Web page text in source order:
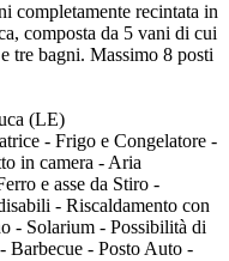
completamente recintata in
composta da 5 vani di cui
tre bagni. Massimo 8 posti
(LE)
- Frigo e Congelatore -
in camera - Aria
e asse da Stiro -
- Riscaldamento con
- Solarium - Possibilità di
Barbecue - Posto Auto -